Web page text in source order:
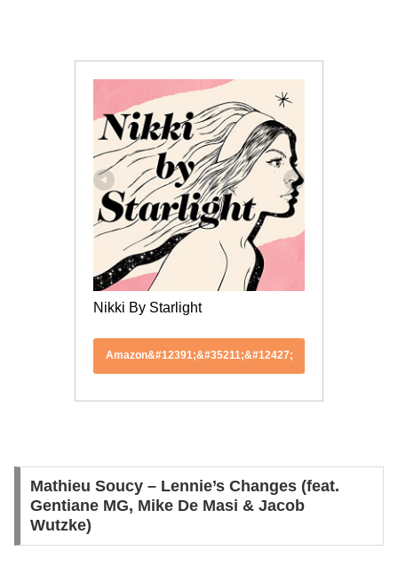
Nikki By Starlight
Amazon&#12391;&#35211;&#12427;
Mathieu Soucy – Lennie’s Changes (feat.
Gentiane MG, Mike De Masi & Jacob
Wutzke)